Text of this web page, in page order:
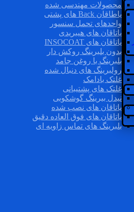
محصولات مهندسی شده
یاطاقان Back های پشتی
واحدهای تحمل سنسور
یاتاقان های هیبریدی
یاتاقان های INSOCOAT
بدون بلبرینگ روکش دار
بلبرینگ با روغن جامد
رولبرینگ های دنبال شده
غلتک بادامک
غلتک های پشتیبانی
نیدل بیرینگ گوشکوبی
یاتاقان های نصب شده
یاتاقان های فوق العاده دقیق
بلبرینگ های تماس زاویه ای